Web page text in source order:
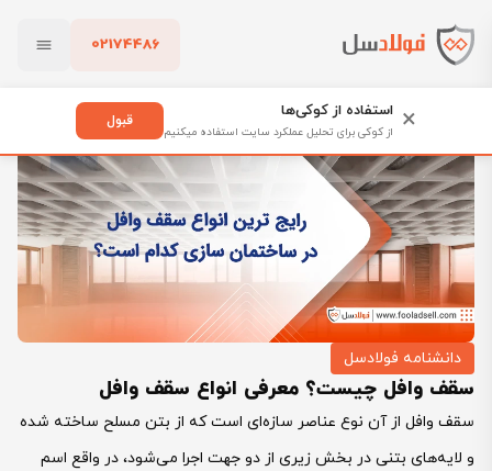
02174486
پاک کردن
فولادسل
سقف وافل چیست؟ معرفی انواع سقف وافل
دانشنامه فولادسل
سقف وافل چیست؟ معرفی انواع سقف وافل
سقف وافل از آن نوع عناصر سازه‌ای است که از بتن مسلح ساخته شده
و لایه‌های بتنی در بخش زیری از دو جهت اجرا می‌شود، در واقع اسم
× استفاده از کوکی‌ها
از کوکی برای تحلیل عملکرد سایت استفاده میکنیم
قبول